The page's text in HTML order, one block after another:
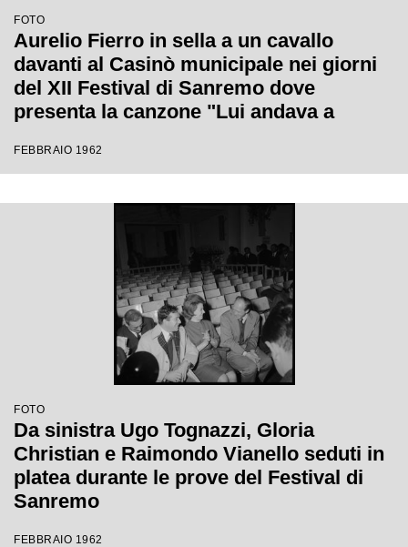
FOTO
Aurelio Fierro in sella a un cavallo
davanti al Casinò municipale nei giorni
del XII Festival di Sanremo dove
presenta la canzone "Lui andava a
FEBBRAIO 1962
FOTO
Da sinistra Ugo Tognazzi, Gloria
Christian e Raimondo Vianello seduti in
platea durante le prove del Festival di
Sanremo
FEBBRAIO 1962